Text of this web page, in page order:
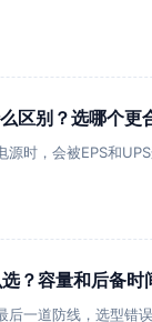
区别？选哪个更
源时，会被EPS和
？容量和后备时
后一道防线，选型错